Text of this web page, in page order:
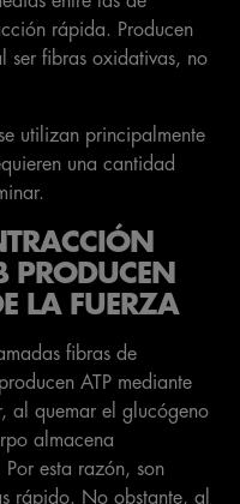
rápida. Producen
ser fibras oxidativas, no
utilizan principalmente
una cantidad
PRODUCEN
LA FUERZA
fibras de
ATP mediante
al quemar el glucógeno
almacena
esta razón, son
rápido. No obstante, al